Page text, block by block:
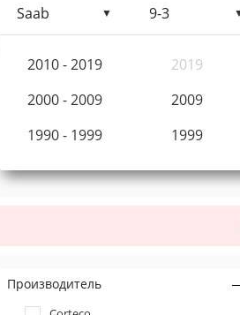
Saab 9-3
2010 - 2019 2019
2000 - 2009
2009
1990 - 1999
1999
Производитель